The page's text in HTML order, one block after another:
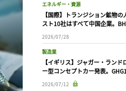
エネルギー・資源
【国際】トランジション鉱物
スト10社はすべて中国企業。
2026/07/28
製造業
【イギリス】ジャガー・ラン
ー型コンセプトカー発表。
2026/07/12